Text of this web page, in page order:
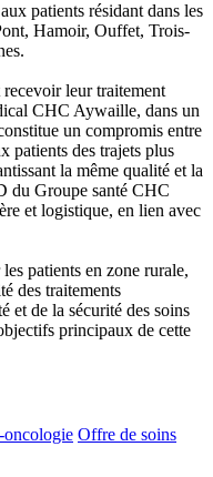
patients résidant dans les
Hamoir, Ouffet, Trois-
leur traitement
CHC Aywaille, dans un
un compromis entre
patients des trajets plus
la même qualité et la
du Groupe santé CHC
et logistique, en lien avec
patients en zone rurale,
des traitements
et de la sécurité des soins
principaux de cette
oncologie Offre de soins